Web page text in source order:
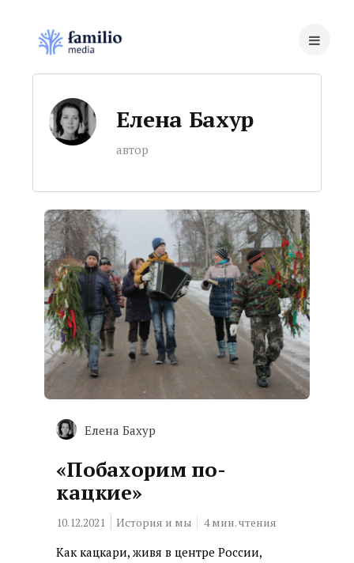
Елена Бахур
автор
Елена Бахур
«Побахорим по-
кацкие»
10.12.2021 История и мы 4мин. чтения
Как кацкари, живя в центре России,